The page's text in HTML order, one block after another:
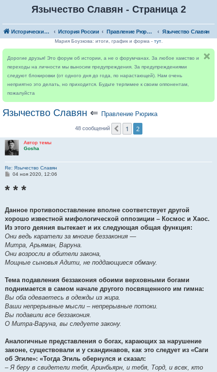
Язычество Славян - Страница 2
Исторический форум История России Правление Рюрика Язычество Славян
Мария Боузкова: итоги, график и форма - тут.
Дорогие друзья! Это форум об истории, а не о форумчанах. За любое хамство и
переходы на личности мы выносим предупреждения. За предупреждениями
следуют блокировки (от одного дня до года, по нарастающей). Нам очень
неприятно это делать, но приходится. Будьте терпимее к своим оппонентам,
пожалуйста
Язычество Славян ⇐ Правление Рюрика
48 сообщений Пред.
1 2
Автор темы
Gosha
Re: Язычество Славян
С
н
е
04 ноя 2020, 12:06
* * *
Данное противопоставление вполне соответствует другой
хорошо известной мифологической оппозиции – Космос и Хаос.
Из этого деяния вытекает и их следующая общая функция:
Они ведь каратели за многие беззакония —
Митра, Арьяман, Варуна.
Они возросли в обители закона,
Мощные сыновья Адити, не поддающиеся обману.
Тема подавления беззакония обоими верховными богами
поднимается в самом начале другого посвященного им гимна:
Вы оба одеваетесь в одежды из жира.
Ваши непрерывные мысли – непрерывные потоки.
Вы подавили все беззакония.
О Митра-Варуна, вы следуете закону.
Аналогичные представления о богах, карающих за нарушение
законе, существовали и у скандинавов, как это следует из «Саги
об Эгиле»: «Тогда Эгиль обернулся и сказал:
– Я беру в свидетели тебя, Аринбьярн, и тебя, Торд, и всех, кто